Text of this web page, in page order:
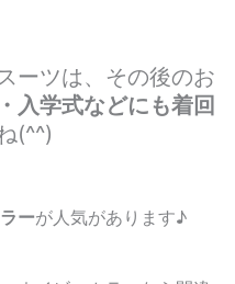
ーツは、その後のお
入学式などにも着回
(^^)
ーが人気があります♪